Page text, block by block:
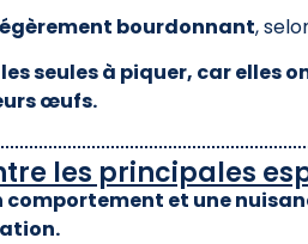
bourdonnant,
seules à piquer, car elles
œufs.
les principales
comportement et une